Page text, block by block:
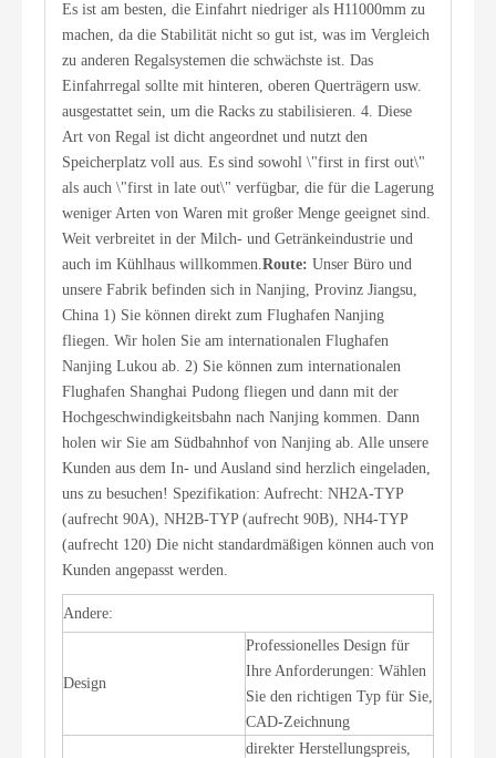
Es ist am besten, die Einfahrt niedriger als H11000mm zu
machen, da die Stabilität nicht so gut ist, was im Vergleich
zu anderen Regalsystemen die schwächste ist. Das
Einfahrregal sollte mit hinteren, oberen Querträgern usw.
ausgestattet sein, um die Racks zu stabilisieren. 4. Diese
Art von Regal ist dicht angeordnet und nutzt den
Speicherplatz voll aus. Es sind sowohl \"first in first out\"
als auch \"first in late out\" verfügbar, die für die Lagerung
weniger Arten von Waren mit großer Menge geeignet sind.
Weit verbreitet in der Milch- und Getränkeindustrie und
auch im Kühlhaus willkommen.Route: Unser Büro und
unsere Fabrik befinden sich in Nanjing, Provinz Jiangsu,
China 1) Sie können direkt zum Flughafen Nanjing
fliegen. Wir holen Sie am internationalen Flughafen
Nanjing Lukou ab. 2) Sie können zum internationalen
Flughafen Shanghai Pudong fliegen und dann mit der
Hochgeschwindigkeitsbahn nach Nanjing kommen. Dann
holen wir Sie am Südbahnhof von Nanjing ab. Alle unsere
Kunden aus dem In- und Ausland sind herzlich eingeladen,
uns zu besuchen! Spezifikation: Aufrecht: NH2A-TYP
(aufrecht 90A), NH2B-TYP (aufrecht 90B), NH4-TYP
(aufrecht 120) Die nicht standardmäßigen können auch von
Kunden angepasst werden.
Andere:
Design
Professionelles Design für
Ihre Anforderungen: Wählen
Sie den richtigen Typ für Sie,
CAD-Zeichnung
direkter Herstellungspreis,